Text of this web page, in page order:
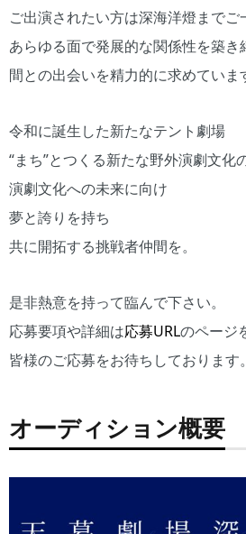
ご出演されたい方は深海洋燈までご
あらゆる面で発展的な関係性を築
間との出会いを精力的に求めていま
令和に誕生した新たなテント劇場
“まち”とつくる新たな野外演劇文化
演劇文化への未来に向け
夢と誇りを持ち
共に開拓する挑戦者仲間を。
是非熱意を持って臨んで下さい。
応募要項や詳細は応募URLのページ
皆様のご応募をお待ちしております。
オーディション概要